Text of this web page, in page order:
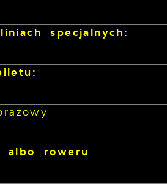
specjalnych:
albo roweru